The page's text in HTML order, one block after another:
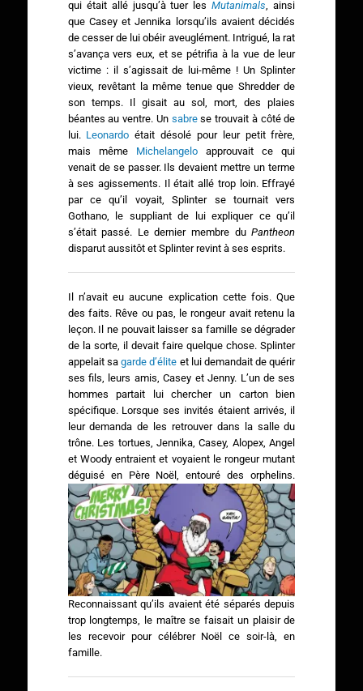
qui était allé jusqu’à tuer lesMutanimals , ainsi
que Casey et Jennika lorsqu’ils avaient décidés
de cesser de lui obéir aveuglément. Intrigué, la rat
s’avança vers eux, et se pétrifia à la vue de leur
victime : il s’agissait de lui-même ! Un Splinter
vieux, revêtant la même tenue que Shredder de
son temps. Il gisait au sol, mort, des plaies
béantes au ventre. Un sabrese trouvait à côté de
lui. Leonardo était désolé pour leur petit frère,
mais même Michelangeloapprouvait ce qui
venait de se passer. Ils devaient mettre un terme
à ses agissements. Il était allé trop loin. Effrayé
par ce qu’il voyait, Splinter se tournait vers
Gothano, le suppliant de lui expliquer ce qu’il
s’était passé. Le dernier membre duPantheon
disparut aussitôt et Splinter revint à ses esprits.
Il n’avait eu aucune explication cette fois. Que
des faits. Rêve ou pas, le rongeur avait retenu la
leçon. Il ne pouvait laisser sa famille se dégrader
de la sorte, il devait faire quelque chose. Splinter
appelait sagarde d’élite et lui demandait de quérir
ses fils, leurs amis, Casey et Jenny. L’un de ses
hommes partait lui chercher un carton bien
spécifique. Lorsque ses invités étaient arrivés, il
leur demanda de les retrouver dans la salle du
trône. Les tortues, Jennika, Casey, Alopex, Angel
et Woody entraient et voyaient le rongeur mutant
déguisé en Père Noël, entouré des orphelins.
Reconnaissant qu’ils avaient été séparés depuis
trop longtemps, le maître se faisait un plaisir de
les recevoir pour célébrer Noël ce soir-là, en
famille.